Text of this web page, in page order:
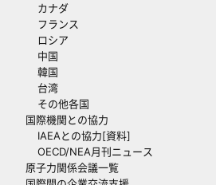
カナダ
フランス
ロシア
中国
韓国
台湾
その他各国
国際機関との協力
IAEAとの協力[資料]
OECD/NEA月刊ニュース
原子力関係会議一覧